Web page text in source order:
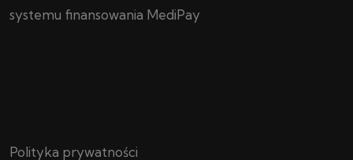
systemu finansowania MediPay
Polityka prywatności